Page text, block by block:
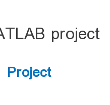
project
Project